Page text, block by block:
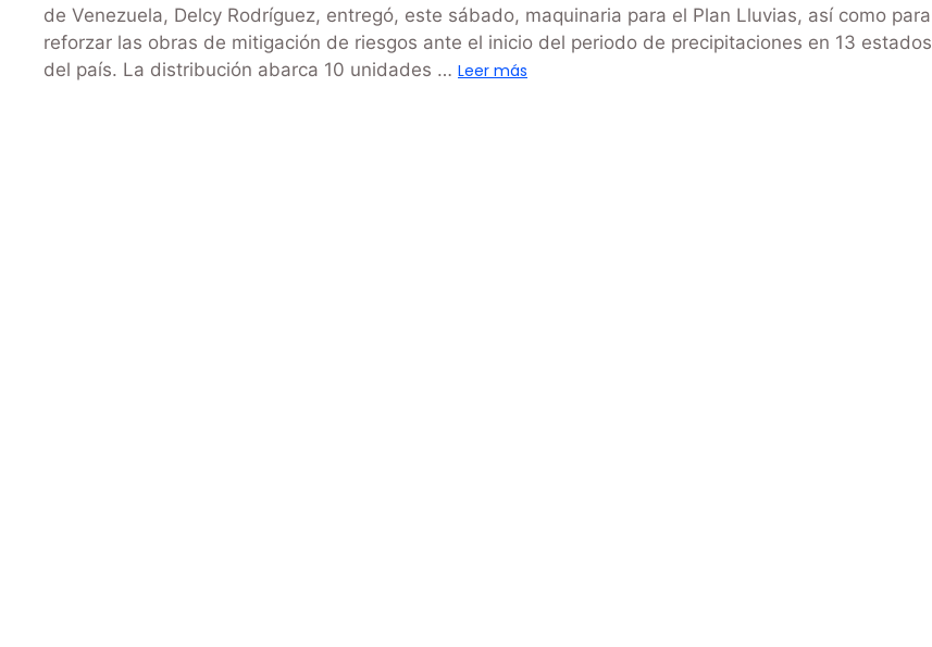
de Venezuela, Delcy Rodríguez, entregó, este sábado, maquinaria para el Plan Lluvias, así como para
reforzar las obras de mitigación de riesgos ante el inicio del periodo de precipitaciones en 13 estados
del país. La distribución abarca 10 unidades … Leer más